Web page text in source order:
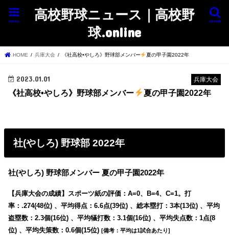
高校野球ニュース｜高校野
球.online
search
menu
HOME 兵庫大会 《社高校•やしろ》野球部メンバー 夏の甲子園2022年
兵庫大会
2023.01.01
《社高校•やしろ》野球部メンバー 夏の甲子園2022年
社(やしろ) 野球部 2022年
社(やしろ) 野球部メンバー 夏の甲子園2022年
【兵庫大会の成績】スポーツ紙の評価：A=0、B=4、C=1。打
率：.274(48位) 、平均得点：6.6点(39位) 、総本塁打：3本(13位) 、平均
盗塁数：2.3個(16位) 、平均犠打数：3.1個(16位) 、平均失点数：1点(8
位) 、平均失策数：0.6個(15位)[備考：平均は1試合あたり]